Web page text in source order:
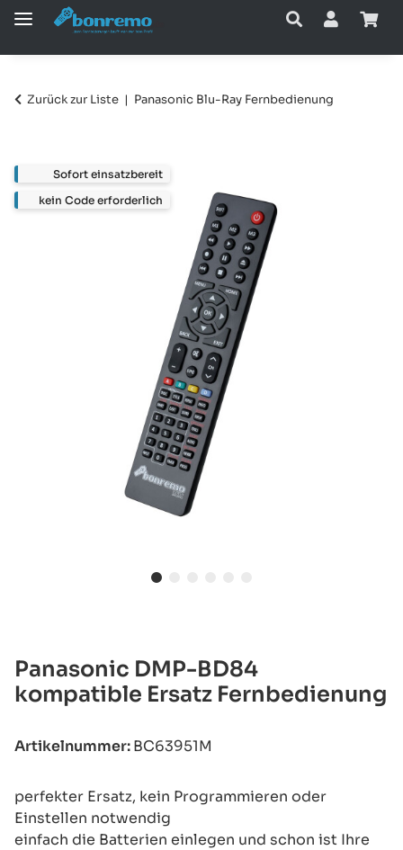
Zurück zur Liste Panasonic Blu-Ray Fernbedienung
Panasonic DMP-BD84
kompatible Ersatz Fernbedienung
Artikelnummer:BC63951M
perfekter Ersatz, kein Programmieren oder
Einstellen notwendig
einfach die Batterien einlegen und schon ist Ihre